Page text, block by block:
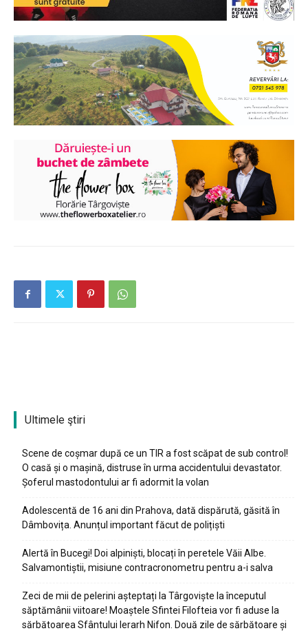
Ultimele ştiri
Scene de coșmar după ce un TIR a fost scăpat de sub control!
O casă și o mașină, distruse în urma accidentului devastator.
Șoferul mastodontului ar fi adormit la volan
Adolescentă de 16 ani din Prahova, dată dispărută, găsită în
Dâmbovița. Anunțul important făcut de polițiști
Alertă în Bucegi! Doi alpiniști, blocați în peretele Văii Albe.
Salvamontiștii, misiune contracronometru pentru a-i salva
Zeci de mii de pelerini așteptați la Târgoviște la începutul
săptămânii viitoare! Moaștele Sfintei Filofteia vor fi aduse la
sărbătoarea Sfântului Ierarh Nifon. Două zile de sărbătoare și